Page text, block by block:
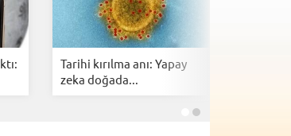
Tarihi kırılma anı: Yapay
zeka doğada...